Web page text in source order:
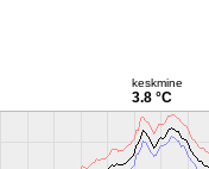
keskmine
3.8 °C